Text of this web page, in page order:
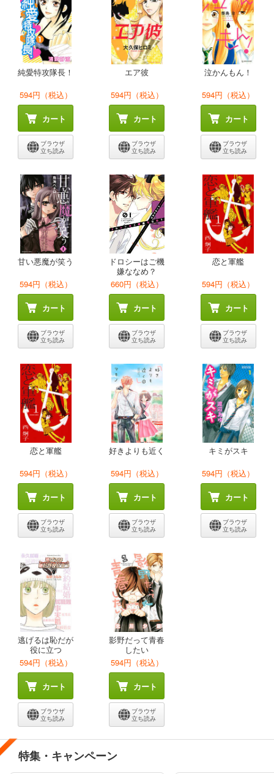
純愛特攻隊長！
594円（税込）
カート
ブラウザ
立ち読み
エア彼
594円（税込）
カート
ブラウザ
立ち読み
泣かんもん！
594円（税込）
カート
ブラウザ
立ち読み
甘い悪魔が笑う
594円（税込）
カート
ブラウザ
立ち読み
ドロシーはご機
嫌ななめ？
660円（税込）
カート
ブラウザ
立ち読み
恋と軍艦
594円（税込）
カート
ブラウザ
立ち読み
恋と軍艦
594円（税込）
カート
ブラウザ
立ち読み
好きよりも近く
594円（税込）
カート
ブラウザ
立ち読み
キミがスキ
594円（税込）
カート
ブラウザ
立ち読み
逃げるは恥だが
役に立つ
594円（税込）
カート
ブラウザ
立ち読み
影野だって青春
したい
594円（税込）
カート
ブラウザ
立ち読み
特集・キャンペーン